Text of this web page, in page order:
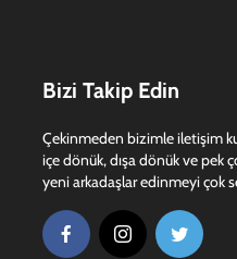
Bizi Takip Edin
Çekinmeden bizimle iletişim
içe dönük, dışa dönük ve pek
yeni arkadaşlar edinmeyi çok